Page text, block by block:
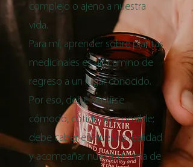
complejo o ajeno a nuestra
vida.
Para mí, aprender sobre plantas
medicinales es un camino de
regreso a un lugar conocido.
Por eso, debe sentirse
cómodo, cotidiano y posible;
debe caber en nuestra realidad
y acompañar nuestra forma de